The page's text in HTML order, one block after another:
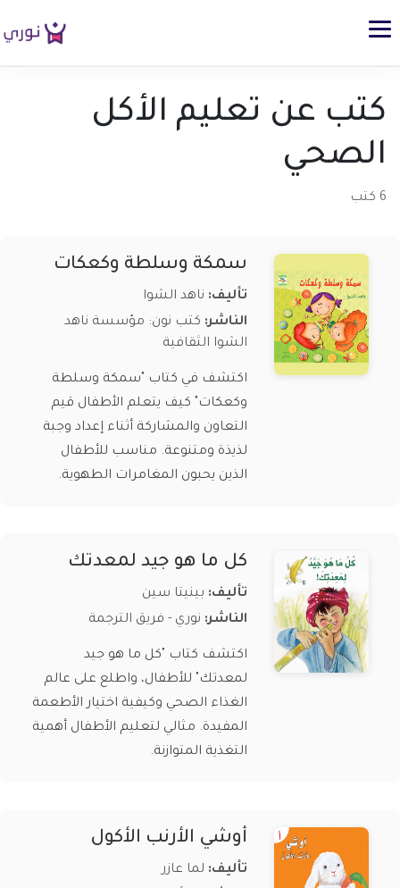
كتب عن تعليم الأكل
الصحي
6 كتب
سمكة وسلطة وكعكات
تأليف: ناهد الشوا
الناشر: كتب نون: مؤسسة ناهد
الشوا الثقافية
اكتشف في كتاب "سمكة وسلطة
وكعكات" كيف يتعلم الأطفال قيم
التعاون والمشاركة أثناء إعداد وجبة
لذيذة ومتنوعة. مناسب للأطفال
الذين يحبون المغامرات الطهوية.
كل ما هو جيد لمعدتك
تأليف: بينيتا سين
الناشر: نوري - فريق الترجمة
اكتشف كتاب "كل ما هو جيد
لمعدتك" للأطفال، واطلع على عالم
الغذاء الصحي وكيفية اختيار الأطعمة
المفيدة. مثالي لتعليم الأطفال أهمية
التغذية المتوازنة.
أوشي الأرنب الأكول
تأليف: لما عازر